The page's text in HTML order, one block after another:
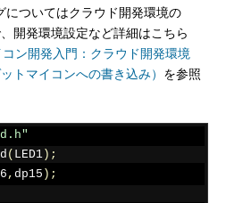
についてはクラウド開発環境の
開発環境設定など詳細はこちら
コン開発入門：クラウド開発環境
トマイコンへの書き込み） を参照
( LED1);
, dp15 );